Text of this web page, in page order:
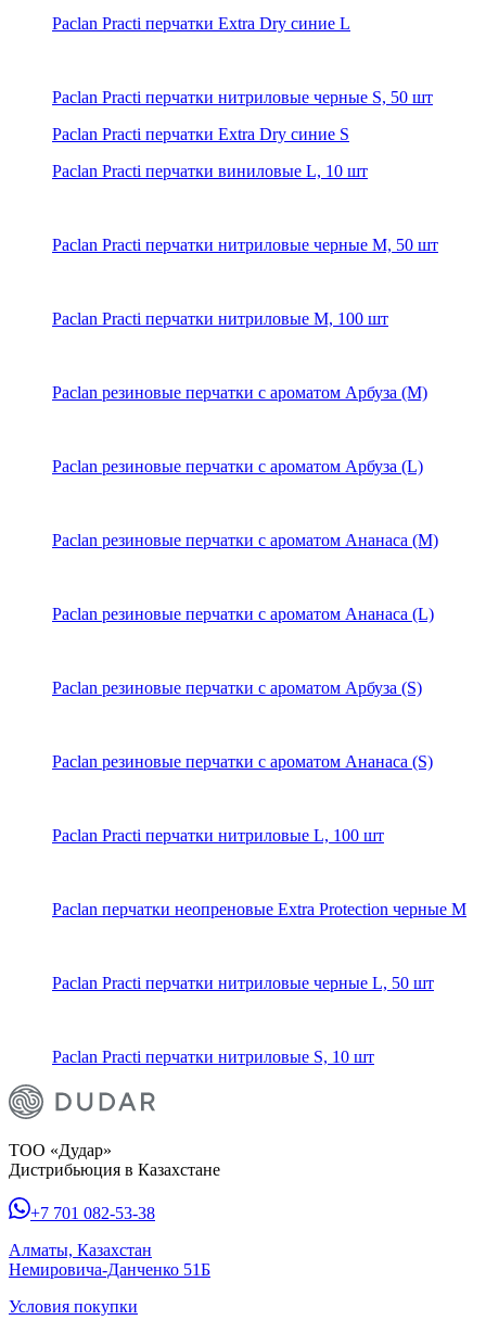
Paclan Practi перчатки Extra Dry синие L
Paclan Practi перчатки нитриловые черные S, 50 шт
Paclan Practi перчатки Extra Dry синие S
Paclan Practi перчатки виниловые L, 10 шт
Paclan Practi перчатки нитриловые черные M, 50 шт
Paclan Practi перчатки нитриловые M, 100 шт
Paclan резиновые перчатки с ароматом Арбуза (M)
Paclan резиновые перчатки с ароматом Арбуза (L)
Paclan резиновые перчатки с ароматом Ананаса (M)
Paclan резиновые перчатки с ароматом Ананаса (L)
Paclan резиновые перчатки с ароматом Арбуза (S)
Paclan резиновые перчатки с ароматом Ананаса (S)
Paclan Practi перчатки нитриловые L, 100 шт
Paclan перчатки неопреновые Extra Protection черные M
Paclan Practi перчатки нитриловые черные L, 50 шт
Paclan Practi перчатки нитриловые S, 10 шт
ТОО «Дудар»
Дистрибьюция в Казахстане
+7 701 082-53-38
Алматы, Казахстан
Немировича-Данченко 51Б
Условия покупки